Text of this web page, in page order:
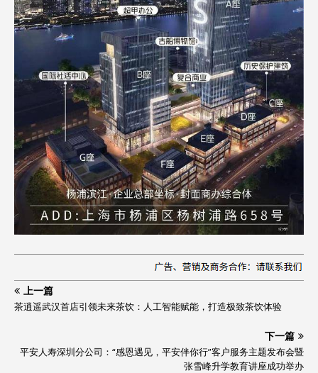
上一篇
茶逍遥武汉首店引领未来茶饮：人工智能赋能，打造极致茶饮体验
下一篇
平安人寿深圳分公司：“感恩遇见，平安伴你行”客户服务主题发布会暨
张雪峰升学教育讲座成功举办